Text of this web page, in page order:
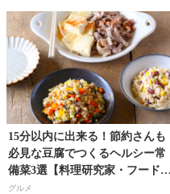
ん】
15分以内に出来る！節約さんも
必見な豆腐でつくるヘルシー常
備菜3選【料理研究家・フードコ
ーディネーター／河瀬璃菜（り
グルメ